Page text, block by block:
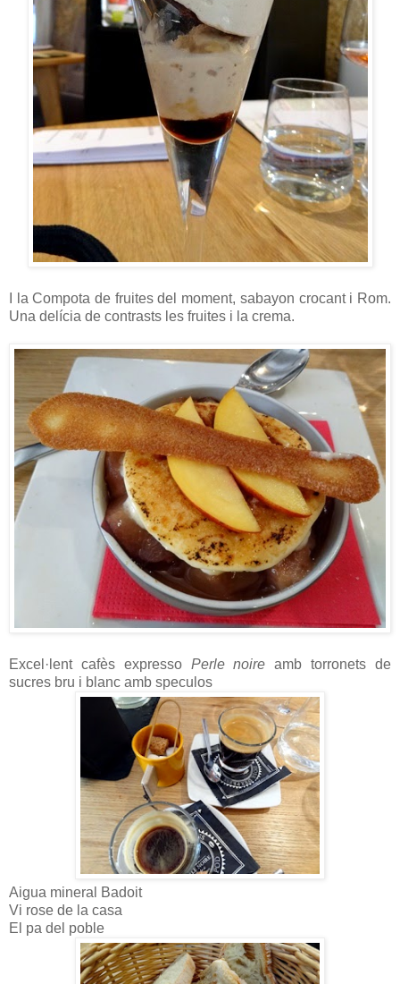
I la Compota de fruites del moment, sabayon crocant i Rom.
Una delícia de contrasts les fruites i la crema.
Excel·lent cafès expresso Perle noire amb torronets de
sucres bru i blanc amb speculos
Aigua mineral Badoit
Vi rose de la casa
El pa del poble